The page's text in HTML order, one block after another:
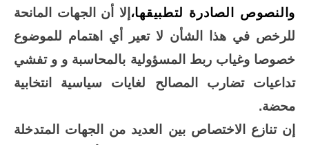
والنصوص الصادرة لتطبيقها، إلا أن الجهات المانحة
للرخص في هذا الشأن لا تعير أي اهتمام للموضوع
خصوصا وغياب ربط المسؤولية بالمحاسبة و و تفشي
تداعيات تضارب المصالح لغايات سياسية انتخابية
محضة.
إن تنازع الاختصاص بين العديد من الجهات المتدخلة